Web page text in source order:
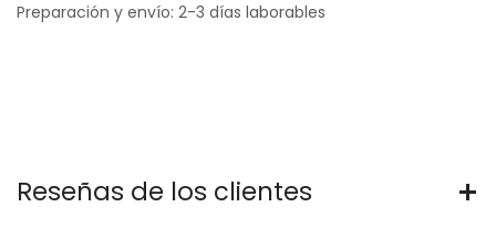
Preparación y envío: 2-3 días laborables
Reseñas de los clientes